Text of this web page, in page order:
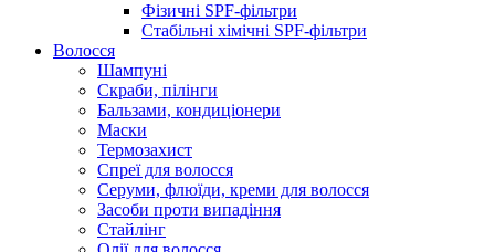
Фізичні SPF-фільтри
Стабільні хімічні SPF-фільтри
Волосся
Шампуні
Скраби, пілінги
Бальзами, кондиціонери
Маски
Термозахист
Спреї для волосся
Серуми, флюїди, креми для волосся
Засоби проти випадіння
Стайлінг